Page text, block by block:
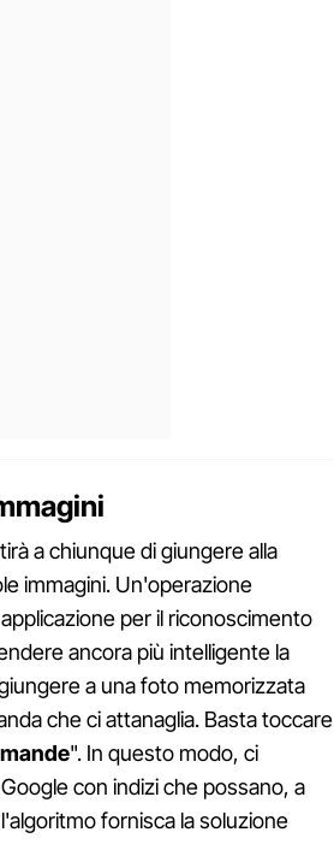
a chiunque di giungere alla
immagini. Un'operazione
per il riconoscimento
ancora più intelligente la
a una foto memorizzata
che ci attanaglia. Basta toccare
". In questo modo, ci
con indizi che possano, a
fornisca la soluzione